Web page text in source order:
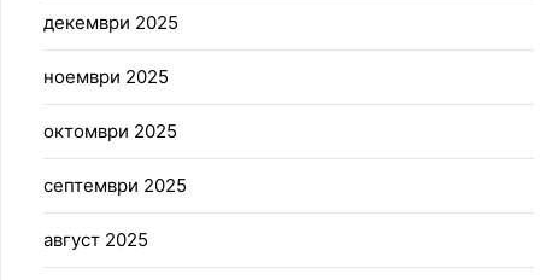
декември 2025
ноември 2025
октомври 2025
септември 2025
август 2025